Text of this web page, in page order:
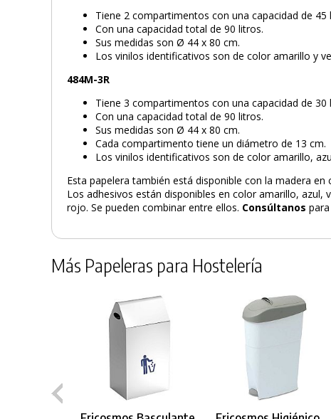
Tiene 2 compartimentos con una capacidad de 45
Con una capacidad total de 90 litros.
Sus medidas son Ø 44 x 80 cm.
Los vinilos identificativos son de color amarillo y
484M-3R
Tiene 3 compartimentos con una capacidad de 30
Con una capacidad total de 90 litros.
Sus medidas son Ø 44 x 80 cm.
Cada compartimento tiene un diámetro de 13 cm.
Los vinilos identificativos son de color amarillo,
Esta papelera también está disponible con la madera
Los adhesivos están disponibles en color amarillo, azul,
rojo. Se pueden combinar entre ellos. Consúltanos
Más Papeleras para Hostelería